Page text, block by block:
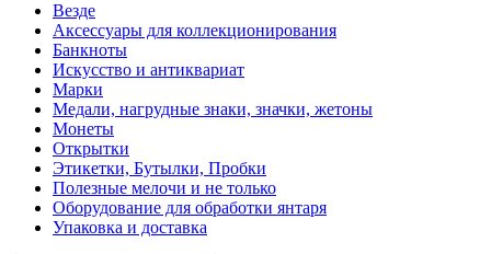
Везде
Аксессуары для коллекционирования
Банкноты
Искусство и антиквариат
Марки
Медали, нагрудные знаки, значки, жетоны
Монеты
Открытки
Этикетки, Бутылки, Пробки
Полезные мелочи и не только
Оборудование для обработки янтаря
Упаковка и доставка